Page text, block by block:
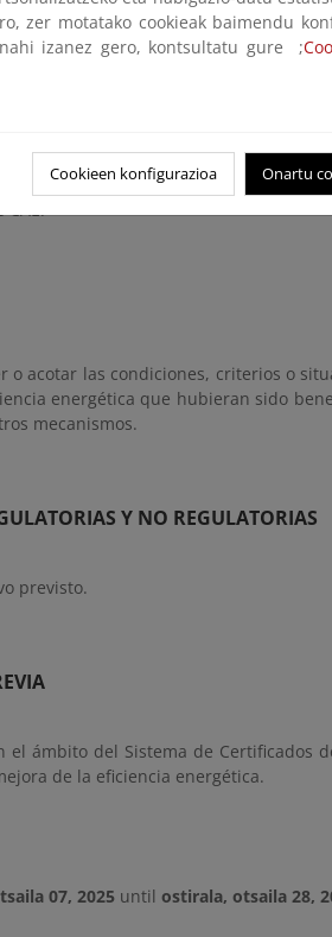
de los ahorros reportados para el
y reportables a la
distintas medidas en la
pueden ser compatibles
de vista sobre las actuaciones
o acotar las condiciones, criterios o
energética que hubieran sido
mecanismos.
Y NO REGULATORIAS
previsto.
ámbito del Sistema de Certificados
de la eficiencia energética.
07, 2025 until ostirala, otsaila 28,
zer motatako cookieak baimendu
izanez gero, kontsultatu gure ;
Cookieen konfigurazioa Onartu